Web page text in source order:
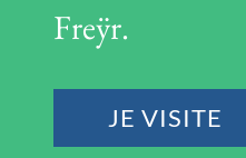
Freÿr.
JE VISITE